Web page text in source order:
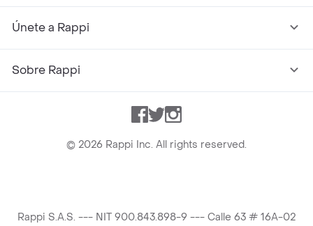
Únete a Rappi
Sobre Rappi
Facebook
TwitterInstagram
© 2026 Rappi Inc. All rights reserved.
Rappi S.A.S. --- NIT 900.843.898-9 --- Calle 63 # 16A-02